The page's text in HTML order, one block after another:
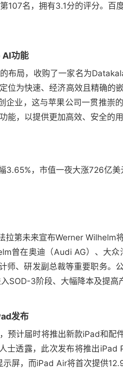
107名，拥有3.1分的评分。百
AI功能
布局，收购了一家名为
位为快速、经济高效且精确的
企业，这与苹果公司一贯推崇
，以提供更加高效、安全的
3.65%，市值一夜大涨726亿
第未来宣布Werner Wilhelm
曾在奥迪（Audi AG）、大
、研发副总裁等重要职务。
SOD-3阶段、大幅降本及提高
发布
预计届时将推出新款iPad和配
士透露，此次发布将推出
屏，而iPad Air将首次提供